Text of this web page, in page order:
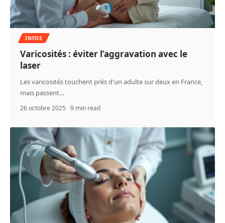
INFOS
Varicosités : éviter l’aggravation avec le
laser
Les varicosités touchent près d'un adulte sur deux en France,
mais passent…
26 octobre 2025 9 min read